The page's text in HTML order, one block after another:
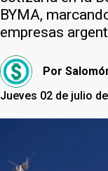
BYMA,
empresas
Por
Jueves 02 de julio